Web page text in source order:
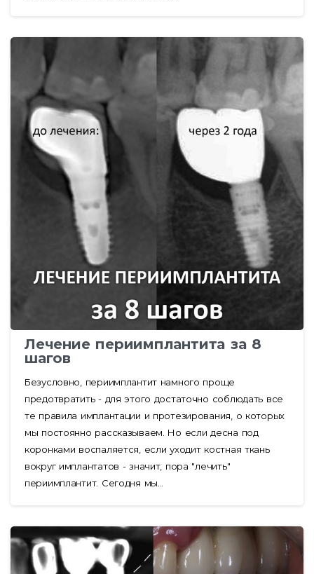
Лечение периимплантита за 8
шагов
Безусловно, периимплантит намного проще
предотвратить - для этого достаточно соблюдать все
те правила имплантации и протезирования, о которых
мы постоянно рассказываем. Но если десна под
коронками воспаляется, если уходит костная ткань
вокруг имплантатов - значит, пора "лечить"
периимплантит. Сегодня мы...